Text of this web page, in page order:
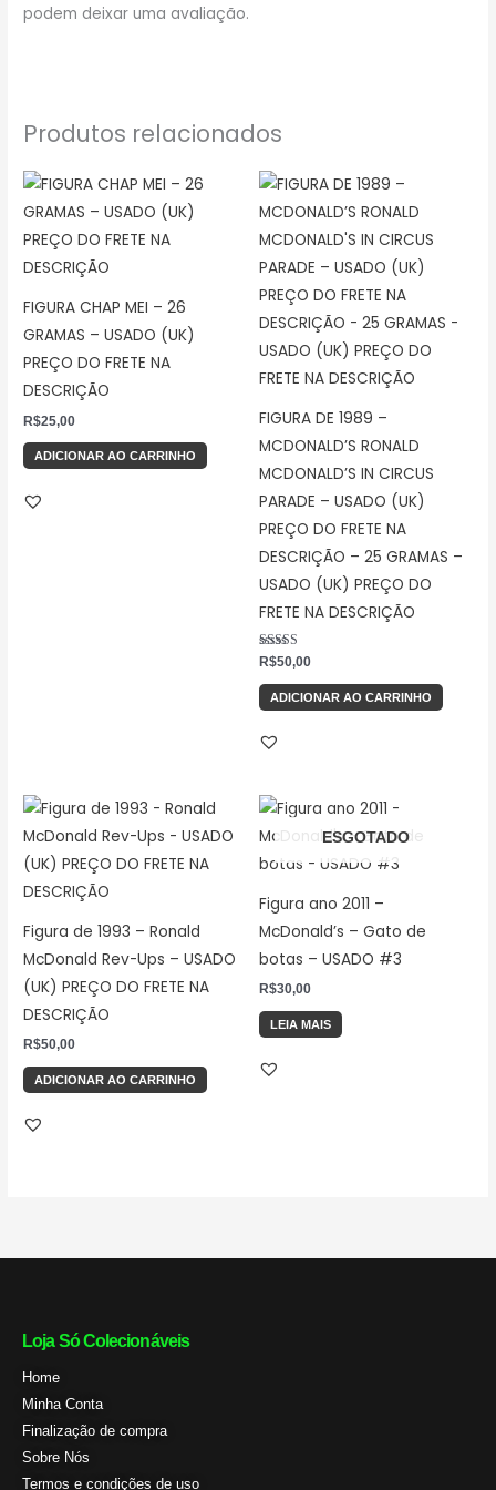
podem deixar uma avaliação.
Produtos relacionados
FIGURA CHAP MEI – 26
GRAMAS – USADO (UK)
PREÇO DO FRETE NA
DESCRIÇÃO
R$25,00
ADICIONAR AO CARRINHO
FIGURA DE 1989 –
MCDONALD’S RONALD
MCDONALD’S IN CIRCUS
PARADE – USADO (UK)
PREÇO DO FRETE NA
DESCRIÇÃO – 25 GRAMAS –
USADO (UK) PREÇO DO
FRETE NA DESCRIÇÃO
Avaliação
5.00
de 5
R$50,00
ADICIONAR AO CARRINHO
Figura de 1993 – Ronald
McDonald Rev-Ups – USADO
(UK) PREÇO DO FRETE NA
DESCRIÇÃO
R$50,00
ADICIONAR AO CARRINHO
ESGOTADO
Figura ano 2011 –
McDonald’s – Gato de
botas – USADO #3
R$30,00
LEIA MAIS
Loja Só Colecionáveis
Home
Minha Conta
Finalização de compra
Sobre Nós
Termos e condições de uso